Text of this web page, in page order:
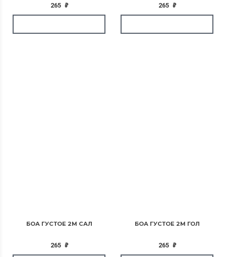
265 ₽ 265 ₽
БОА ГУСТОЕ 2М САЛ
265 ₽
БОА ГУСТОЕ 2М ГОЛ
265 ₽